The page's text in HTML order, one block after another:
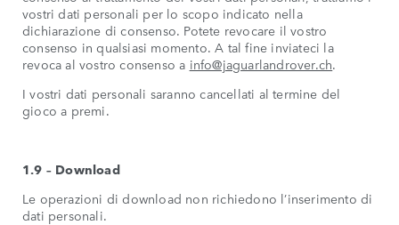
vostri dati personali per lo scopo indicato nella
dichiarazione di consenso. Potete revocare il vostro
consenso in qualsiasi momento. A tal fine inviateci la
revoca al vostro consenso a info@jaguarlandrover.ch.
I vostri dati personali saranno cancellati al termine del
gioco a premi.
1.9 – Download
Le operazioni di download non richiedono l’inserimento di
dati personali.